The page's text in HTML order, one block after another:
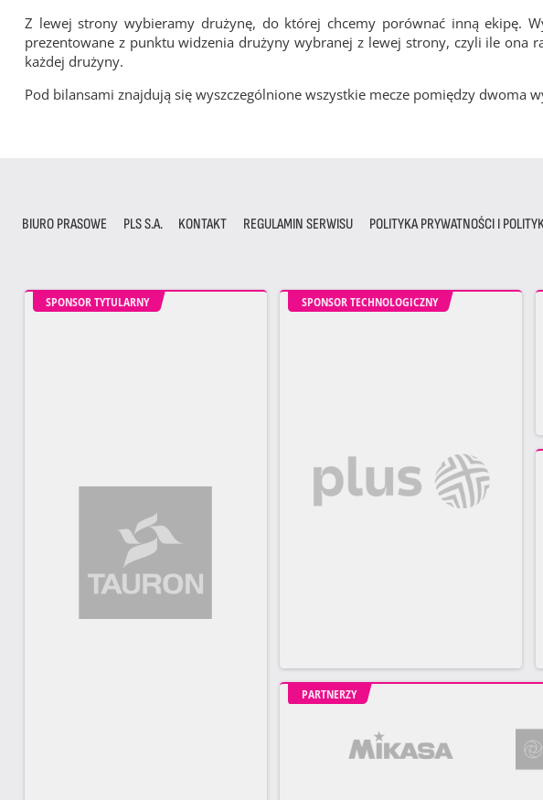
Z lewej strony wybieramy drużynę, do której chcemy porównać inną ekipę.
prezentowane z punktu widzenia drużyny wybranej z lewej strony, czyli ile ona
każdej drużyny.
Pod bilansami znajdują się wyszczególnione wszystkie mecze pomiędzy dwoma
BIURO PRASOWE PLS S.A. KONTAKT REGULAMIN SERWISU POLITYKA PRYWATNOŚCI I
SPONSOR TYTULARNY SPONSOR TECHNOLOGICZNY
PARTNERZY